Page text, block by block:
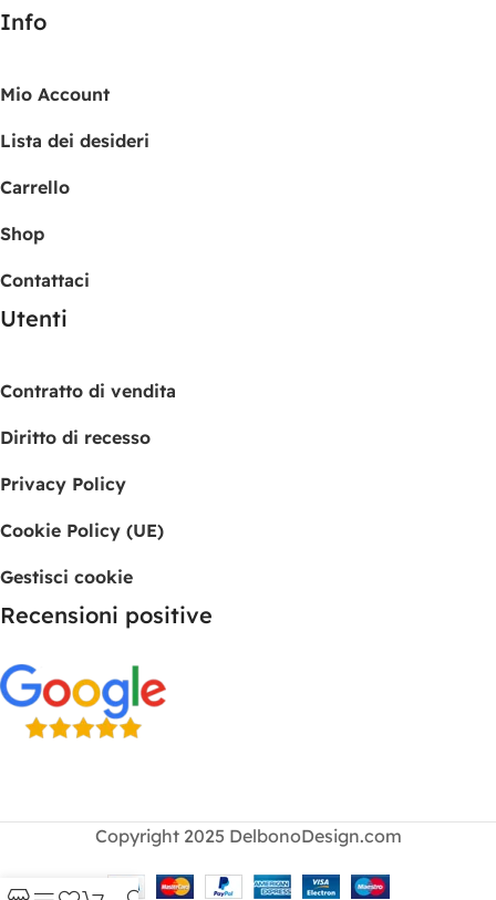
Info
Mio Account
Lista dei desideri
Carrello
Shop
Contattaci
Utenti
Contratto di vendita
Diritto di recesso
Privacy Policy
Cookie Policy (UE)
Gestisci cookie
Recensioni positive
Copyright 2025 DelbonoDesign.com